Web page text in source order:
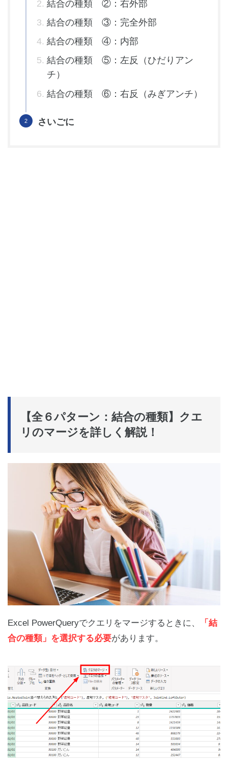
結合の種類 ②：右外部
結合の種類 ③：完全外部
結合の種類 ④：内部
結合の種類 ⑤：左反（ひだりアン
チ）
結合の種類 ⑥：右反（みぎアンチ）
さいごに
【全６パターン：結合の種類】クエ
リのマージを詳しく解説！
Excel PowerQueryでクエリをマージするときに、
「結
合の種類」を選択する必要があります。